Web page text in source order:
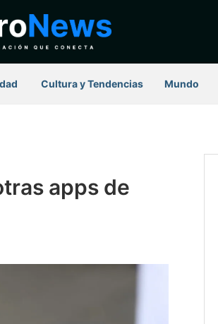
⁠ Cultura y Tendencias Mundo
apps de